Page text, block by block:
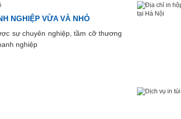
NGHIỆP VỪA VÀ NHỎ
sự chuyên nghiệp, tầm cỡ thương
nghiệp